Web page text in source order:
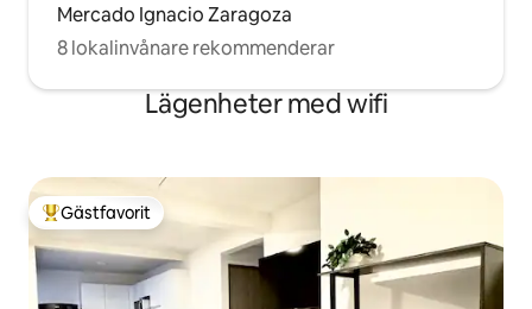
Mercado Ignacio Zaragoza
8 lokalinvånare rekommenderar
Lägenheter med wifi
Populär gästfavorit
Gästfavorit